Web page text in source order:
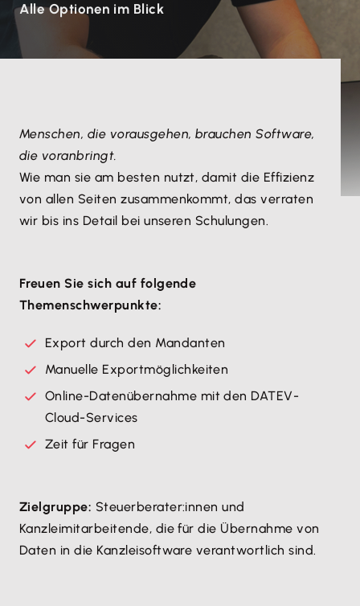
Alle Optionen im Blick
Menschen, die vorausgehen, brauchen Software,
die voranbringt.
Wie man sie am besten nutzt, damit die Effizienz
von allen Seiten zusammenkommt, das verraten
wir bis ins Detail bei unseren Schulungen.
Freuen Sie sich auf folgende
Themenschwerpunkte:
Export durch den Mandanten
Manuelle Exportmöglichkeiten
Online-Datenübernahme mit den DATEV-
Cloud-Services
Zeit für Fragen
Zielgruppe: Steuerberater:innen und
Kanzleimitarbeitende, die für die Übernahme von
Daten in die Kanzleisoftware verantwortlich sind.